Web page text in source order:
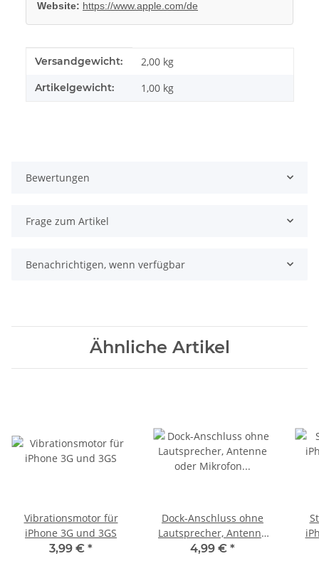
Website: https://www.apple.com/de
Produkteigenschaft
Wert
Versandgewicht: 2,00 kg
Artikelgewicht: 1,00 kg
Bewertungen
Frage zum Artikel
Benachrichtigen, wenn verfügbar
Ähnliche Artikel
Vibrationsmotor für
iPhone 3G und 3GS
3,99 € *
Dock-Anschluss ohne
Lautsprecher, Antenne
oder Mikrofon für
4,99 € *